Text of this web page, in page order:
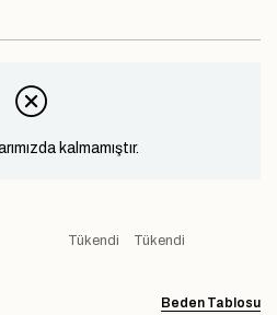
kalmamıştır.
Tükendi Tükendi
Beden Tablosu